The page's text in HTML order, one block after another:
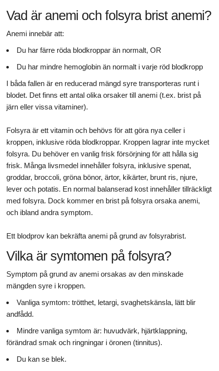
Vad är anemi och folsyra brist anemi?
Anemi innebär att:
Du har färre röda blodkroppar än normalt, OR
Du har mindre hemoglobin än normalt i varje röd blodkropp
I båda fallen är en reducerad mängd syre transporteras runt i
blodet. Det finns ett antal olika orsaker till anemi (t.ex. brist på
järn eller vissa vitaminer).
Folsyra är ett vitamin och behövs för att göra nya celler i
kroppen, inklusive röda blodkroppar. Kroppen lagrar inte mycket
folsyra. Du behöver en vanlig frisk försörjning för att hålla sig
frisk. Många livsmedel innehåller folsyra, inklusive spenat,
groddar, broccoli, gröna bönor, ärtor, kikärter, brunt ris, njure,
lever och potatis. En normal balanserad kost innehåller tillräckligt
med folsyra. Dock kommer en brist på folsyra orsaka anemi,
och ibland andra symptom.
Ett blodprov kan bekräfta anemi på grund av folsyrabrist.
Vilka är symtomen på folsyra?
Symptom på grund av anemi orsakas av den minskade
mängden syre i kroppen.
Vanliga symtom: trötthet, letargi, svaghetskänsla, lätt blir
andfådd.
Mindre vanliga symtom är: huvudvärk, hjärtklappning,
förändrad smak och ringningar i öronen (tinnitus).
Du kan se blek.